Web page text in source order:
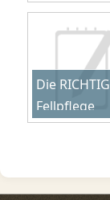
Die
Fellpflege